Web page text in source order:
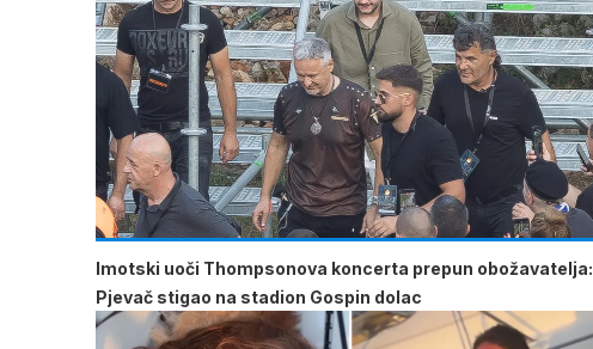
Imotski uoči Thompsonova koncerta prepun obožavatelja:
Pjevač stigao na stadion Gospin dolac